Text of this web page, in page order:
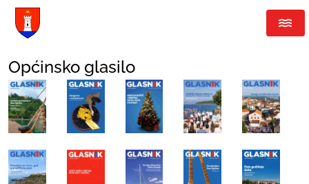
Općinsko glasilo